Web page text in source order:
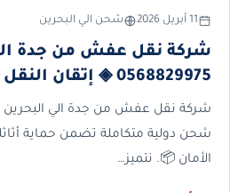
11 أبريل 2026 شحن الي البحرين
شركة نقل عفش من جدة الي
0568829975 ◈ إتقان النقل الدولي
شركة نقل عفش من جدة الي البحرين
شحن دولية متكاملة تضمن حماية
الأمان 📦. نتميز…